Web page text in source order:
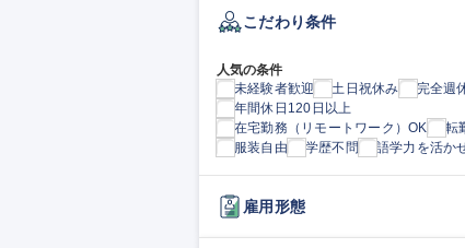
こだわり条件
人気の条件
未経験者歓迎
土日祝休み
完全週
年間休日120日以上
在宅勤務（リモートワーク）OK
転
服装自由
学歴不問 語学力を活か
雇用形態